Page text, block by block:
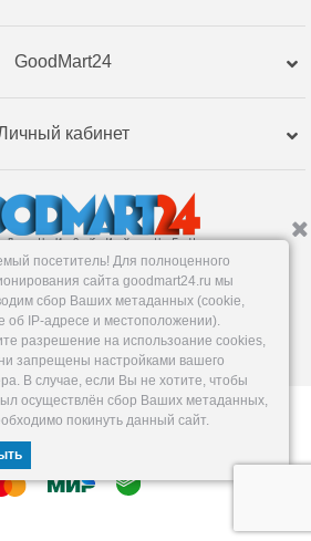
GoodMart24
кабинет
+79120359761
Пункт выдачи:
,Республики, 255к2
9-18, Сб: 10-16, Вс: вых.
— Склад низких цен.
Разработка —
VOID MEDIA
посетитель! Для полноценного
сайта goodmart24.ru мы
сбор Ваших метаданных (cookie,
об IP-адресе и местоположении).
разрешение на использоание cookies,
запрещены настройками вашего
В случае, если Вы не хотите, чтобы
осуществлён сбор Ваших метаданных,
покинуть данный сайт.